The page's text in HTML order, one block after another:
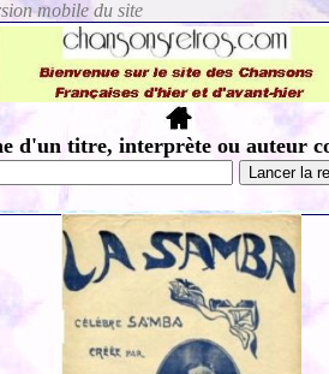
d'un titre, interprète ou auteur